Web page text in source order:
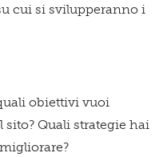
cui si svilupperanno i
obiettivi vuoi
Quali strategie hai